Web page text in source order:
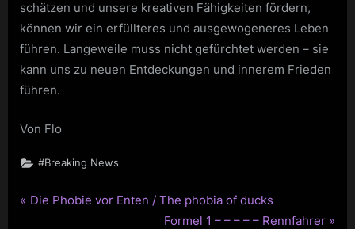
schätzen und unsere kreativen Fähigkeiten fördern,
können wir ein erfüllteres und ausgewogeneres Leben
führen. Langeweile muss nicht gefürchtet werden – sie
kann uns zu neuen Entdeckungen und innerem Frieden
führen.
Von Flo
#Breaking News
Beitragsnavigation
P
Die Phobie vor Enten / The phobia of ducks
N
Formel 1 – – – – – Rennfahrer